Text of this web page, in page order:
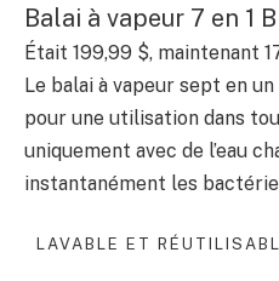
Balai à vapeur 7 en 1
Était 199,99 $, maintenant
Le balai à vapeur sept en
pour une utilisation dans
uniquement avec de l’eau
instantanément les
LAVABLE ET